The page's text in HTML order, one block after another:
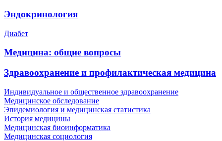
Эндокринология
Диабет
Медицина: общие вопросы
Здравоохранение и профилактическая медицина
Индивидуальное и общественное здравоохранение
Медицинское обследование
Эпидемиология и медицинская статистика
История медицины
Медицинская биоинформатика
Медицинская социология